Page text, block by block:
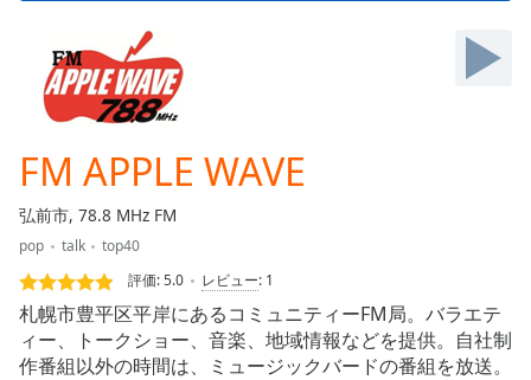
Skip
Forward
Mute
Current
Loaded:
0.00%
Stream
TypeLIVE
live,
currently
FM APPLE WAVE
弘前市, 78.8 MHz FM
pop talk
top40
評価:5.0 レビュー: 1
札幌市豊平区平岸にあるコミュニティーFM局。バラエテ
ィー、トークショー、音楽、地域情報などを提供。自社制
作番組以外の時間は、ミュージックバードの番組を放送。